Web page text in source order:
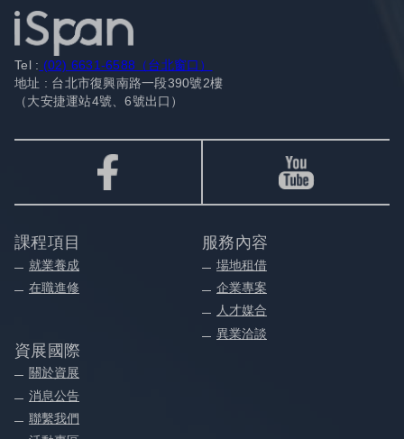
Tel : (02) 6631-6588（台北窗口）
地址 : 台北市復興南路一段390號2樓
（大安捷運站4號、6號出口）
課程項目
就業養成
在職進修
服務內容
場地租借
企業專案
人才媒合
異業洽談
資展國際
關於資展
消息公告
聯繫我們